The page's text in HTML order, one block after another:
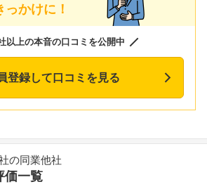
かけに！
以上の本音の口コミを公開中
登録して口コミを見る
の同業他社
価一覧